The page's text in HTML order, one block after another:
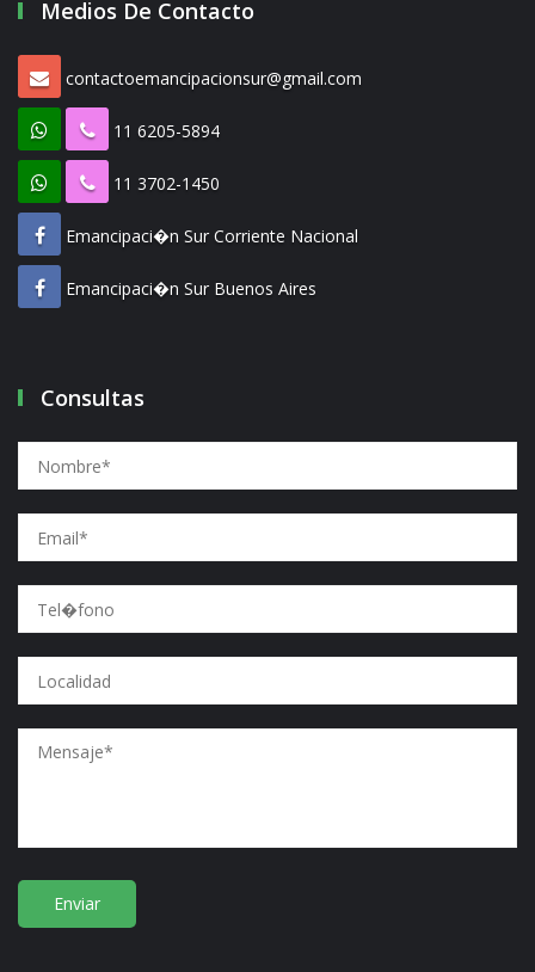
Medios De Contacto
contactoemancipacionsur@gmail.com
11 6205-5894
11 3702-1450
Emancipaci�n Sur Corriente Nacional
Emancipaci�n Sur Buenos Aires
Consultas